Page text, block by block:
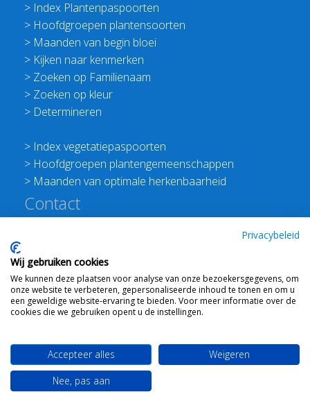
> Index Plantenpaspoorten
> Hoofdgroepen plantensoorten
> Maanden van begin bloei
> Kijken naar kenmerken
> Zoeken op Familienaam
> Zoeken op kleur
> Determineren
> Index vegetatiepaspoorten
> Hoofdgroepen plantengemeenschappen
> Maanden van optimale herkenbaarheid
Contact
E:info@floravannederland.nl
Plein 1992 70F 6221JP Maastricht
T: 06 41237586
KVK: 76114821 btw: NL860512289B01
WebdesignTon Haexvoor © 2008 - 2026 Flora van
Nederland-Mail ons
Privacybeleid
Wij gebruiken cookies
We kunnen deze plaatsen voor analyse van onze bezoekersgegevens, om
onze website te verbeteren, gepersonaliseerde inhoud te tonen en om u
een geweldige website-ervaring te bieden. Voor meer informatie over de
cookies die we gebruiken opent u de instellingen.
Accepteer alles
Weigeren
Nee, pas aan